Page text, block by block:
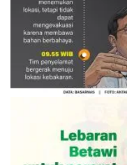
Evakuasi
Mutiara
3 Agustus 2026